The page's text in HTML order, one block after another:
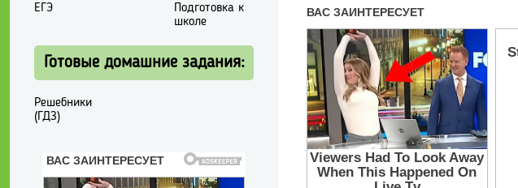
ЕГЭ
Подготовка к
школе
Готовые домашние задания:
Решебники
(ГДЗ)